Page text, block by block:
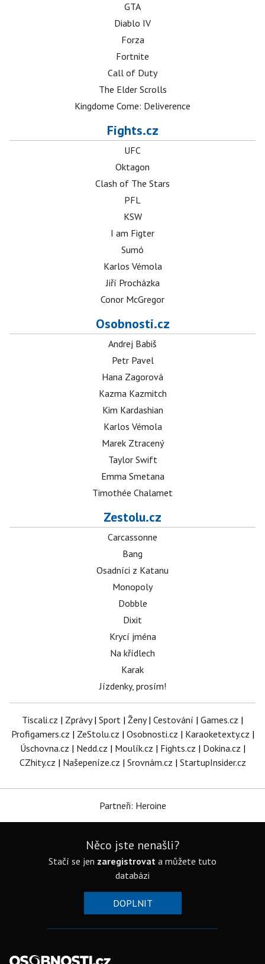
GTA
Diablo IV
Forza
Fortnite
Call of Duty
The Elder Scrolls
Kingdome Come: Deliverence
Fights.cz
UFC
Oktagon
Clash of The Stars
PFL
KSW
I am Figter
Sumó
Karlos Vémola
Jiří Procházka
Conor McGregor
Osobnosti.cz
Andrej Babiš
Petr Pavel
Hana Zagorová
Kazma Kazmitch
Kim Kardashian
Karlos Vémola
Marek Ztracený
Taylor Swift
Emma Smetana
Timothée Chalamet
Zestolu.cz
Carcassonne
Bang
Osadníci z Katanu
Monopoly
Dobble
Dixit
Krycí jména
Na křídlech
Karak
Jízdenky, prosím!
Tiscali.cz | Zprávy| Sport | Ženy| Cestování | Games.cz |
Profigamers.cz | ZeStolu.cz | Osobnosti.cz | Karaoketexty.cz |
Úschovna.cz | Nedd.cz | Moulík.cz | Fights.cz | Dokina.cz |
CZhity.cz | Našepeníze.cz | Srovnám.cz | StartupInsider.cz
Partneři: Heroine
Něco jste nenašli?
Stačí se jen zaregistrovat a můžete tuto
databázi
DOPLNIT